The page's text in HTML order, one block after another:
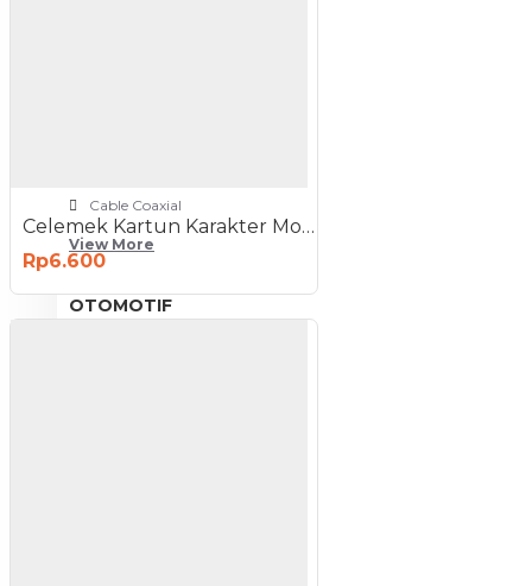
Cable Coaxial
View More
OTOMOTIF
Celemek Kartun Karakter Motif Lucu - Apron Masak
Rp6.600